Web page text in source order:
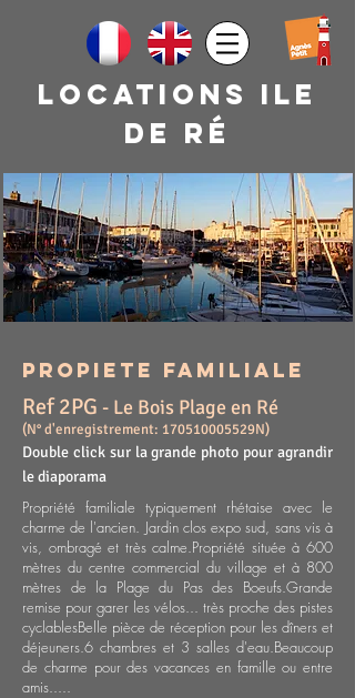
Locations ile
de rÉ
PROPIETE FAMILIALE
Ref 2PG - Le Bois Plage en Ré
(N° d'enregistrement: 170510005529N)
Double click sur la grande photo pour agrandir
le diaporama
Propriété familiale typiquement rhétaise avec le
charme de l'ancien. Jardin clos expo sud, sans vis à
vis, ombragé et très calme.Propriété située à 600
mètres du centre commercial du village et à 800
mètres de la Plage du Pas des Boeufs.Grande
remise pour garer les vélos... très proche des pistes
cyclablesBelle pièce de réception pour les dîners et
déjeuners.6 chambres et 3 salles d'eau.Beaucoup
de charme pour des vacances en famille ou entre
amis.....